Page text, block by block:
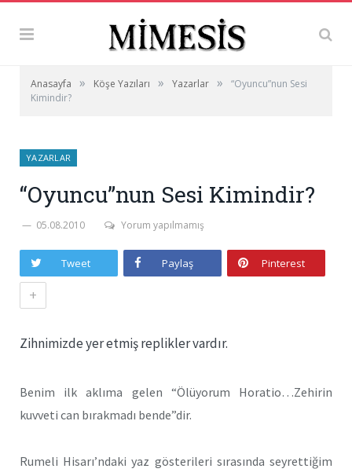
Anasayfa » Köşe Yazıları » Yazarlar »
“Oyuncu”nun Sesi
Kimindir?
YAZARLAR
“Oyuncu”nun Sesi Kimindir?
05.08.2010 Yorum yapılmamış
Tweet Paylaş Pinterest
+
Zihnimizde yer etmiş replikler vardır.
Benim ilk aklıma gelen “Ölüyorum Horatio…Zehirin
kuvveti can bırakmadı bende”dir.
Rumeli Hisarı’ndaki yaz gösterileri sırasında seyrettiğim